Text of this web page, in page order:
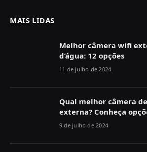
MAIS LIDAS
Melhor câmera wifi
d’água: 12 opções
11 de julho de 2024
Qual melhor câmera
externa? Conheça
9 de julho de 2024